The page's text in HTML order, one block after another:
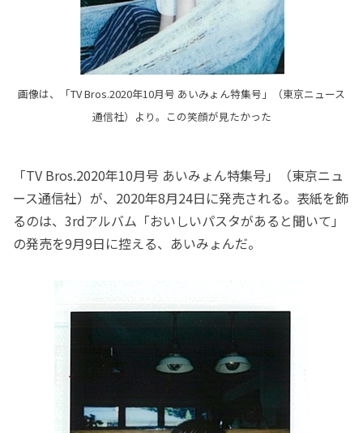
画像は、「TV Bros.2020年10月号 あいみょん特集号」（東京ニュース
通信社）より。この笑顔が見たかった
「TV Bros.2020年10月号 あいみょん特集号」（東京ニュ
ース通信社）が、2020年8月24日に発売される。表紙を飾
るのは、3rdアルバム「おいしいパスタがあると聞いて」
の発売を9月9日に控える、あいみょんだ。